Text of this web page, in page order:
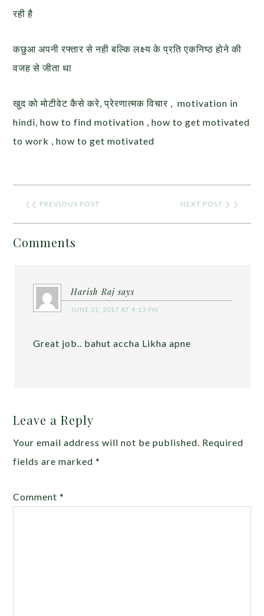
रही है
कछुआ अपनी रफ्तार से नही बल्कि लक्ष्य के प्रति एकनिष्ठ होने की
वजह से जीता था
खुद को मोटीवेट कैसे करे, प्रेरणात्मक विचार , motivation in
hindi, how to find motivation , how to get motivated
to work , how to get motivated
❮❮ PREVIOUS POST NEXT POST ❯ ❯
Comments
Harish Raj says
JUNE 21, 2017 AT 4:13 PM
Great job.. bahut accha Likha apne
Leave a Reply
Your email address will not be published. Required
fields are marked*
Comment*